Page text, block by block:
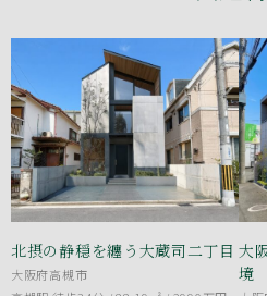
北摂の静穏を纏う大蔵司二丁目
大阪府高槻市
大
境